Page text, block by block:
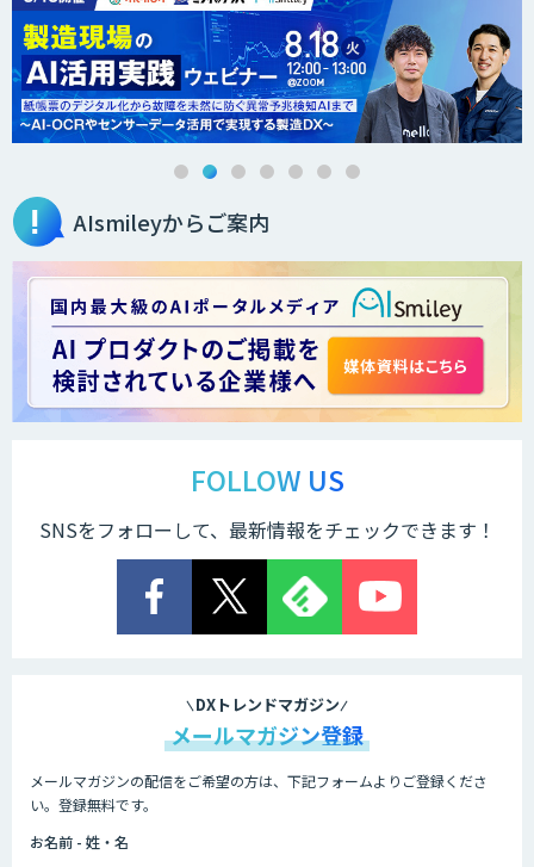
AIsmileyからご案内
FOLLOW US
SNSをフォローして、最新情報をチェックできます！
DXトレンドマガジン
メールマガジン登録
メールマガジンの配信をご希望の方は、下記フォームよりご登録くださ
い。登録無料です。
お名前 - 姓・名